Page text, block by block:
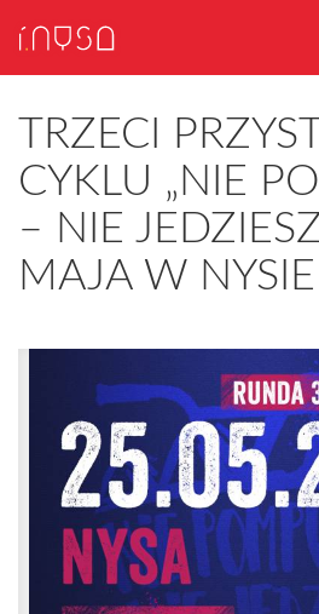
TRZECI
CYKLU „NIE
– NIE
MAJA W NYSIE